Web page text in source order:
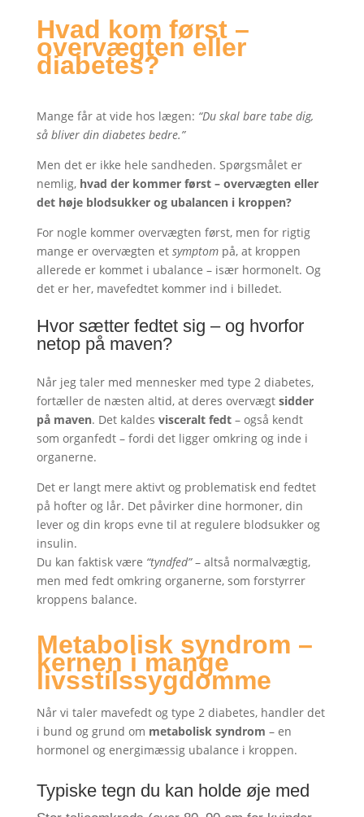
Hvad kom først –
overvægten eller
diabetes?
Mange får at vide hos lægen: “Du skal bare tabe dig,
så bliver din diabetes bedre.”
Men det er ikke hele sandheden. Spørgsmålet er
nemlig, hvad der kommer først – overvægten eller
det høje blodsukker og ubalancen i kroppen?
For nogle kommer overvægten først, men for rigtig
mange er overvægten et symptompå, at kroppen
allerede er kommet i ubalance – især hormonelt. Og
det er her, mavefedtet kommer ind i billedet.
Hvor sætter fedtet sig – og hvorfor
netop på maven?
Når jeg taler med mennesker med type 2 diabetes,
fortæller de næsten altid, at deres overvægt sidder
på maven. Det kaldes visceralt fedt– også kendt
som organfedt – fordi det ligger omkring og inde i
organerne.
Det er langt mere aktivt og problematisk end fedtet
på hofter og lår. Det påvirker dine hormoner, din
lever og din krops evne til at regulere blodsukker og
insulin.
Du kan faktisk være “tyndfed”– altså normalvægtig,
men med fedt omkring organerne, som forstyrrer
kroppens balance.
Metabolisk syndrom –
kernen i mange
livsstilssygdomme
Når vi taler mavefedt og type 2 diabetes, handler det
i bund og grund om metabolisk syndrom – en
hormonel og energimæssig ubalance i kroppen.
Typiske tegn du kan holde øje med